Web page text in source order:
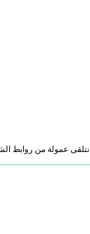
عمولة من روابط